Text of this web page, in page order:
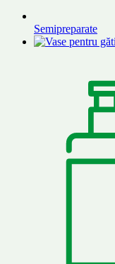
Semipreparate